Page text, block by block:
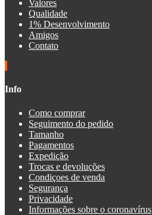
Valores
Qualidade
1% Desenvolvimento
Amigos
Contato
Info
Como comprar
Seguimento do pedido
Tamanho
Pagamentos
Expedição
Trocas e devoluções
Condiçoes de venda
Segurança
Privacidade
Informações sobre o coronavírus